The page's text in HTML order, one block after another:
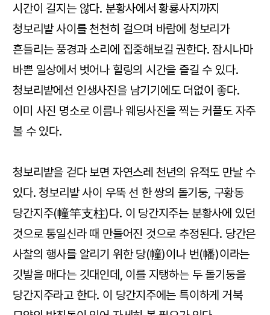
시간이 길지는 않다. 분황사에서 황룡사지까지
청보리밭 사이를 천천히 걸으며 바람에 청보리가
흔들리는 풍경과 소리에 집중해보길 권한다. 잠시나마
바쁜 일상에서 벗어나 힐링의 시간을 즐길 수 있다.
청보리밭에선 인생사진을 남기기에도 더없이 좋다.
이미 사진 명소로 이름나 웨딩사진을 찍는 커플도 자주
볼 수 있다.
청보리밭을 걷다 보면 자연스레 천년의 유적도 만날 수
있다. 청보리밭 사이 우뚝 선 한 쌍의 돌기둥, 구황동
당간지주(幢竿支柱)다. 이 당간지주는 분황사에 있던
것으로 통일신라 때 만들어진 것으로 추정된다. 당간은
사찰의 행사를 알리기 위한 당(幢)이나 번(幡)이라는
깃발을 매다는 깃대인데, 이를 지탱하는 두 돌기둥을
당간지주라고 한다. 이 당간지주에는 특이하게 거북